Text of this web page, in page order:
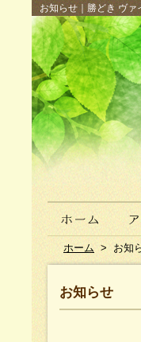
お知らせ｜勝どき ヴァ
ホーム > お知
お知らせ